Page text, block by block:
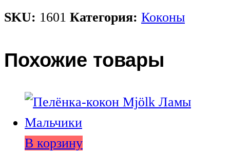
SKU: 1601 Категория: Коконы
Похожие товары
В корзину